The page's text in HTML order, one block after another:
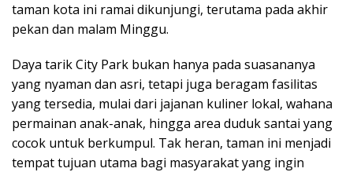
taman kota ini ramai dikunjungi, terutama pada akhir
pekan dan malam Minggu.
Daya tarik City Park bukan hanya pada suasananya
yang nyaman dan asri, tetapi juga beragam fasilitas
yang tersedia, mulai dari jajanan kuliner lokal, wahana
permainan anak-anak, hingga area duduk santai yang
cocok untuk berkumpul. Tak heran, taman ini menjadi
tempat tujuan utama bagi masyarakat yang ingin